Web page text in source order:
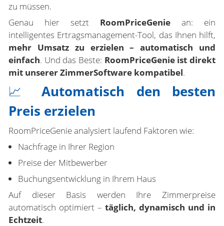
zu müssen.
Genau hier setzt RoomPriceGenie an: ein
intelligentes Ertragsmanagement-Tool, das Ihnen hilft,
mehr Umsatz zu erzielen – automatisch und
einfach. Und das Beste: RoomPriceGenie ist direkt
mit unserer ZimmerSoftware kompatibel.
📈 Automatisch den besten
Preis erzielen
RoomPriceGenie analysiert laufend Faktoren wie:
Nachfrage in Ihrer Region
Preise der Mitbewerber
Buchungsentwicklung in Ihrem Haus
Auf dieser Basis werden Ihre Zimmerpreise
automatisch optimiert – täglich, dynamisch und in
Echtzeit.